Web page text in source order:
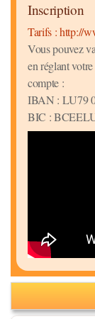
Inscription
Tarifs : http://
Vous pouvez
en réglant
compte :
IBAN : LU79
BIC :